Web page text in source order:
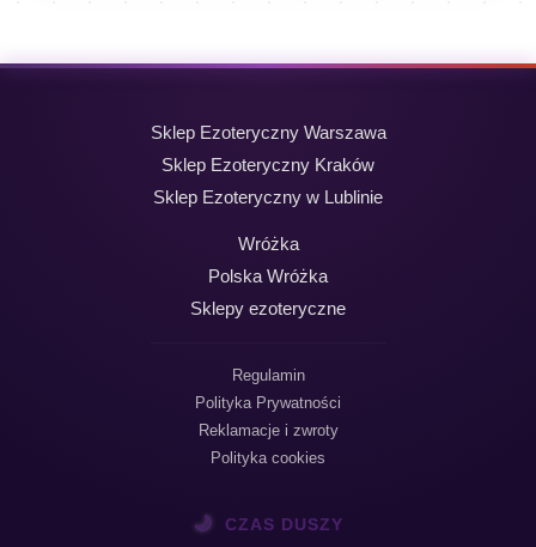
Sklep Ezoteryczny Warszawa
Sklep Ezoteryczny Kraków
Sklep Ezoteryczny w Lublinie
Wróżka
Polska Wróżka
Sklepy ezoteryczne
Regulamin
Polityka Prywatności
Reklamacje i zwroty
Polityka cookies
🌙 CZAS DUSZY